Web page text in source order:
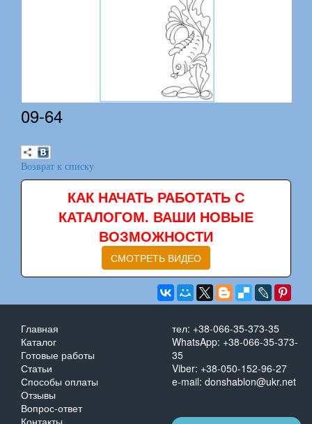
09-64
Возврат к списку
КАК НАЧАТЬ РАБОТАТЬ С
КАТАЛОГОМ. ВАШИ НОВЫЕ
ВОЗМОЖНОСТИ
СМОТРЕТЬ ВИДЕО
Главная
Каталог
Готовые работы
Статьи
Способы оплаты
Отзывы
Вопрос-ответ
тел: +38-066-35-373-35
WhatsApp: +38-066-35-373-
35
Viber: +38-050-152-96-27
e-mail: donshablon@ukr.net